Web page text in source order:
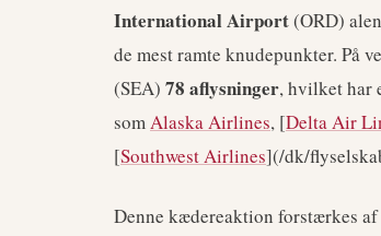
International Airport(ORD)
de mest ramte knudepunkter. På
(SEA) 78 aflysninger, hvilket har
somAlaska Airlines, [Delta Air
[Southwest Airlines](/dk/
Denne kædereaktion forstærkes